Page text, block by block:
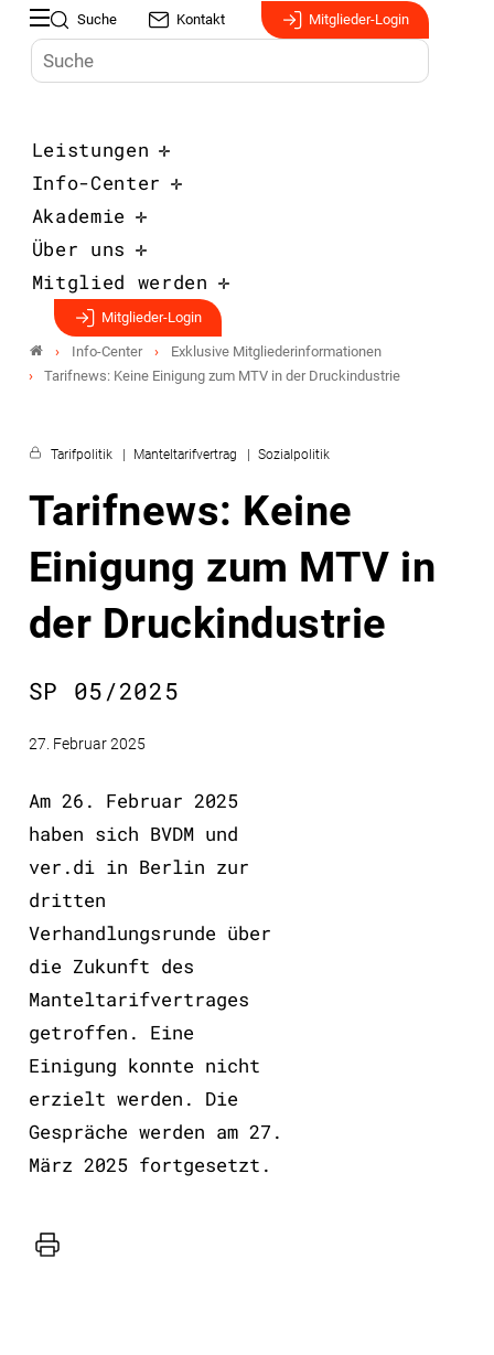
Suche Kontakt Mitglieder-Login
Leistungen
Info-Center
Akademie
Über uns
Mitglied werden
Mitglieder-Login
Info-Center
Exklusive Mitgliederinformationen
Tarifnews: Keine Einigung zum MTV in der Druckindustrie
Tarifpolitik Manteltarifvertrag Sozialpolitik
Tarifnews: Keine
Einigung zum MTV in
der Druckindustrie
SP 05/2025
27. Februar 2025
Am 26. Februar 2025
haben sich BVDM und
ver.di in Berlin zur
dritten
Verhandlungsrunde über
die Zukunft des
Manteltarifvertrages
getroffen. Eine
Einigung konnte nicht
erzielt werden. Die
Gespräche werden am 27.
März 2025 fortgesetzt.
Drucker